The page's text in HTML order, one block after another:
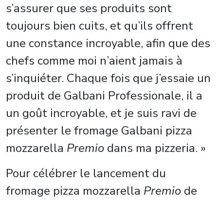
s’assurer que ses produits sont
toujours bien cuits, et qu’ils offrent
une constance incroyable, afin que des
chefs comme moi n’aient jamais à
s’inquiéter. Chaque fois que j’essaie un
produit de Galbani Professionale, il a
un goût incroyable, et je suis ravi de
présenter le fromage Galbani pizza
mozzarella Premio dans ma pizzeria. »
Pour célébrer le lancement du
fromage pizza mozzarella Premio de